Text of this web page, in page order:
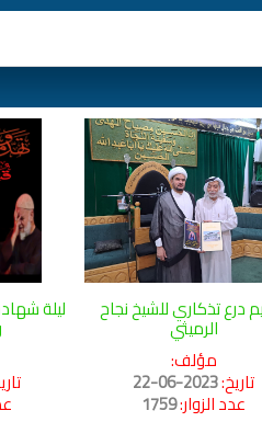
درع تذكاري للشيخ نجاح
الرميثي
مؤلف:
تاريخ:2023-06-22
عدد الزوار:1759
ليلة